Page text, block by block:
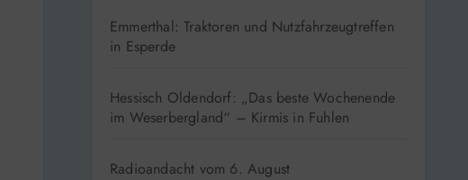
Emmerthal: Traktoren und Nutzfahrzeugtreffen
in Esperde
Hessisch Oldendorf: „Das beste Wochenende
im Weserbergland“ – Kirmis in Fuhlen
Radioandacht vom 6. August